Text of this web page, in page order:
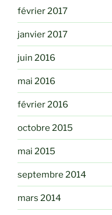
février 2017
janvier 2017
juin 2016
mai 2016
février 2016
octobre 2015
mai 2015
septembre 2014
mars 2014